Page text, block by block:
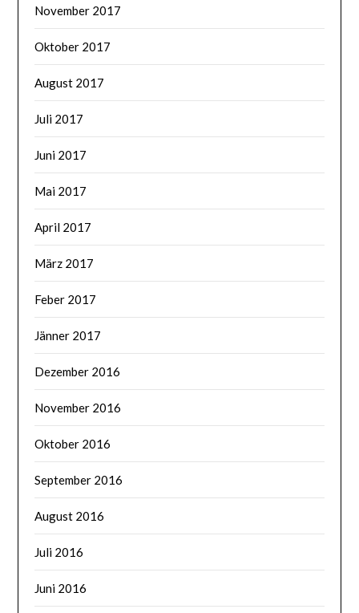
November 2017
Oktober 2017
August 2017
Juli 2017
Juni 2017
Mai 2017
April 2017
März 2017
Feber 2017
Jänner 2017
Dezember 2016
November 2016
Oktober 2016
September 2016
August 2016
Juli 2016
Juni 2016